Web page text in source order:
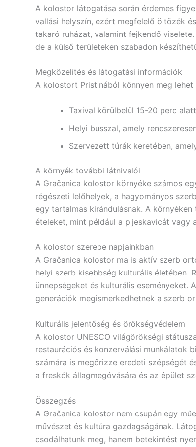
A kolostor látogatása során érdemes
vallási helyszín, ezért megfelelő öltözék
takaró ruházat, valamint fejkendő
de a külső területeken szabadon
Megközelítés és látogatási információk
A kolostort Pristinából könnyen meg lehet
Taxival körülbelül 15-20 perc alatt
Helyi busszal, amely
Szervezett túrák keretében,
A környék további látnivalói
A Gračanica kolostor környéke számos
régészeti lelőhelyek, a hagyományos
egy tartalmas kirándulásnak. A
ételeket, mint például a pljeskavicát vagy
A kolostor szerepe napjainkban
A Gračanica kolostor ma is aktív szerb
helyi szerb kisebbség kulturális életében.
ünnepségeket és kulturális
generációk megismerkedhetnek a szerb
Kulturális jelentőség és örökségvédelem
A kolostor UNESCO világörökségi
restaurációs és konzerválási munkálatok
számára is megőrizze eredeti szépségét
a freskók állagmegóvására és az épület
Összegzés
A Gračanica kolostor nem csupán egy
művészet és kultúra gazdagságának.
csodálhatunk meg, hanem betekintést